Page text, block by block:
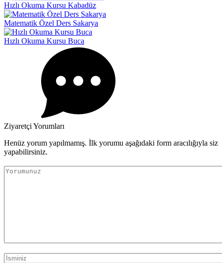
Hızlı Okuma Kursu Kabadüz
Matematik Özel Ders Sakarya
Hızlı Okuma Kursu Buca
Ziyaretçi Yorumları
Henüz yorum yapılmamış. İlk yorumu aşağıdaki form aracılığıyla siz
yapabilirsiniz.